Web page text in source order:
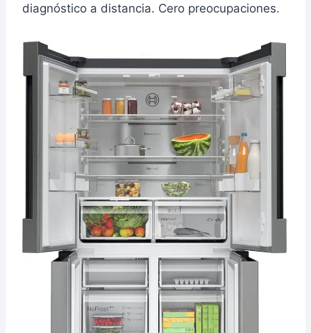
diagnóstico a distancia. Cero preocupaciones.